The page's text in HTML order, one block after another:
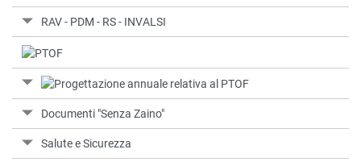
RAV - PDM - RS - INVALSI
Documenti "Senza Zaino"
Salute e Sicurezza